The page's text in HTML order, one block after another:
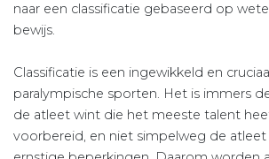
naar een classificatie gebaseerd op
bewijs.
Classificatie is een ingewikkeld en
paralympische sporten. Het is immers
de atleet wint die het meeste talent
voorbereid, en niet simpelweg de